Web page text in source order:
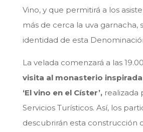
Vino, y que permitirá a los
más de cerca la uva garnacha,
identidad de esta
La velada comenzará a las
visita al monasterio
‘El vino en el Císter’, realizada
Servicios Turísticos. Así, los
descubrirán esta construcción